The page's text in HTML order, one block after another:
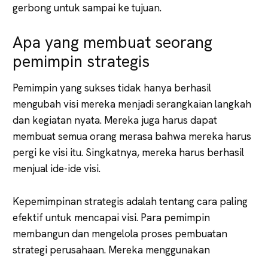
gerbong untuk sampai ke tujuan.
Apa yang membuat seorang
pemimpin strategis
Pemimpin yang sukses tidak hanya berhasil
mengubah visi mereka menjadi serangkaian langkah
dan kegiatan nyata. Mereka juga harus dapat
membuat semua orang merasa bahwa mereka harus
pergi ke visi itu. Singkatnya, mereka harus berhasil
menjual ide-ide visi.
Kepemimpinan strategis adalah tentang cara paling
efektif untuk mencapai visi. Para pemimpin
membangun dan mengelola proses pembuatan
strategi perusahaan. Mereka menggunakan